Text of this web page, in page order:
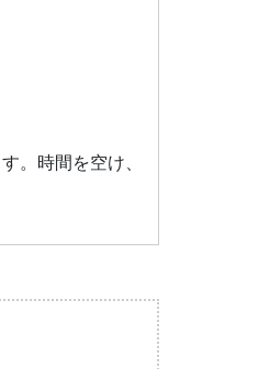
。時間を空け、